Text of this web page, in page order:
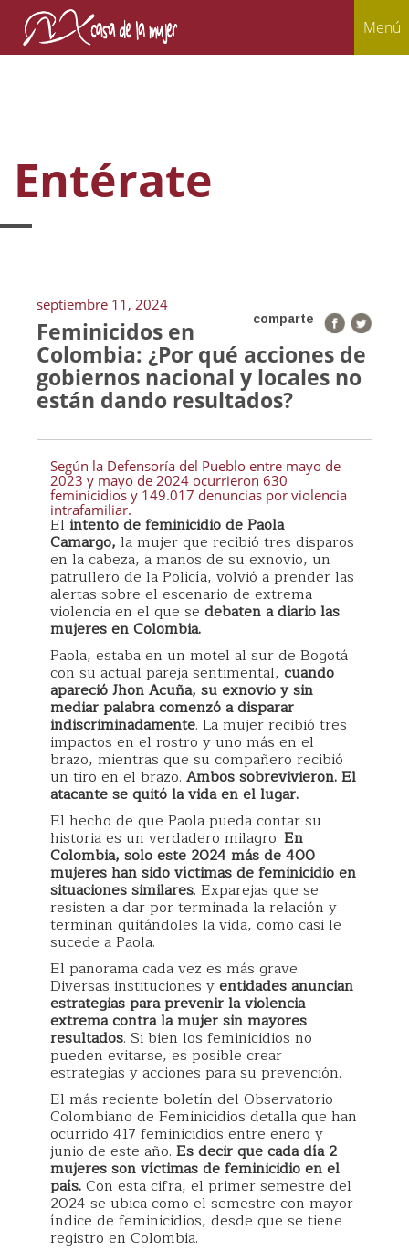
Menú
Entérate
septiembre 11, 2024
comparte
Feminicidos en
Colombia: ¿Por qué acciones de
gobiernos nacional y locales no
están dando resultados?
Según la Defensoría del Pueblo entre mayo de
2023 y mayo de 2024 ocurrieron 630
feminicidios y 149.017 denuncias por violencia
intrafamiliar.
El intento de feminicidio de Paola
Camargo, la mujer que recibió tres disparos
en la cabeza, a manos de su exnovio, un
patrullero de la Policía, volvió a prender las
alertas sobre el escenario de extrema
violencia en el que se debaten a diario las
mujeres en Colombia.
Paola, estaba en un motel al sur de Bogotá
con su actual pareja sentimental, cuando
apareció Jhon Acuña, su exnovio y sin
mediar palabra comenzó a disparar
indiscriminadamente. La mujer recibió tres
impactos en el rostro y uno más en el
brazo, mientras que su compañero recibió
un tiro en el brazo. Ambos sobrevivieron. El
atacante se quitó la vida en el lugar.
El hecho de que Paola pueda contar su
historia es un verdadero milagro. En
Colombia, solo este 2024 más de 400
mujeres han sido víctimas de feminicidio en
situaciones similares. Exparejas que se
resisten a dar por terminada la relación y
terminan quitándoles la vida, como casi le
sucede a Paola.
El panorama cada vez es más grave.
Diversas instituciones yentidades anuncian
estrategias para prevenir la violencia
extrema contra la mujer sin mayores
resultados. Si bien los feminicidios no
pueden evitarse, es posible crear
estrategias y acciones para su prevención.
El más reciente boletín del Observatorio
Colombiano de Feminicidios detalla que han
ocurrido 417 feminicidios entre enero y
junio de este año. Es decir que cada día 2
mujeres son víctimas de feminicidio en el
país.Con esta cifra, el primer semestre del
2024 se ubica como el semestre con mayor
índice de feminicidios, desde que se tiene
registro en Colombia.